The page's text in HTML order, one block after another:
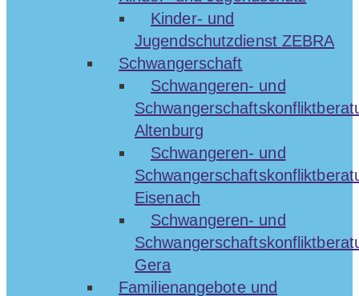
Kinder- und
Jugendschutzdienst ZEBRA
Schwangerschaft
Schwangeren- und
Altenburg
Schwangeren- und
Eisenach
Schwangeren- und
Gera
Familienangebote und